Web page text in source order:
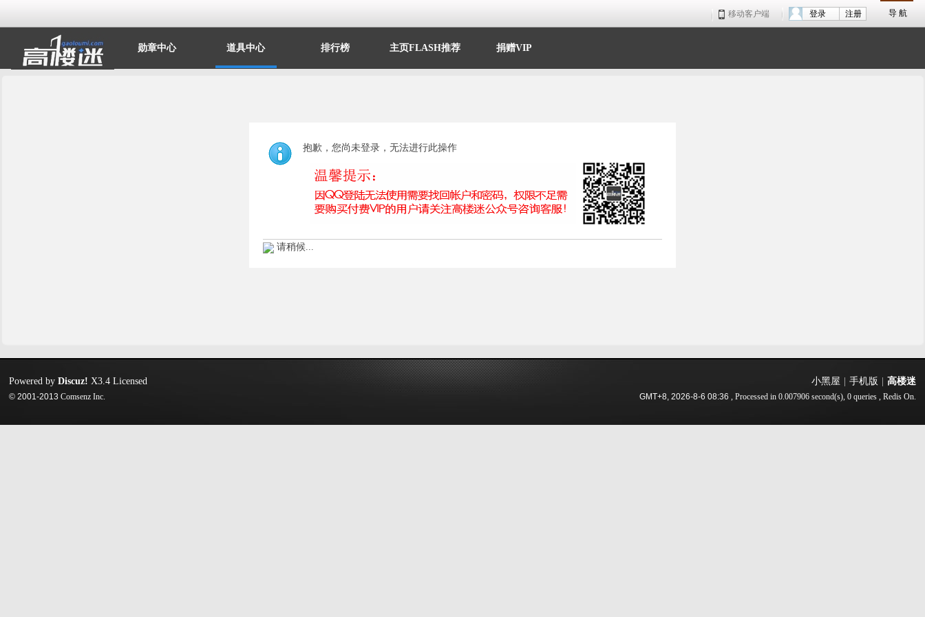
导 航
移动客户端 注册
登录
勋章中心 道具中心 排行榜 主页FLASH推荐 捐赠VIP
抱歉，您尚未登录，无法进行此操作
请稍候...
小黑屋 手机版 高楼迷
GMT+8, 2026-8-6 08:36 , Processed in 0.007906 second(s), 0 queries , Redis On.
Powered byDiscuz! X3.4 Licensed
© 2001-2013Comsenz Inc.